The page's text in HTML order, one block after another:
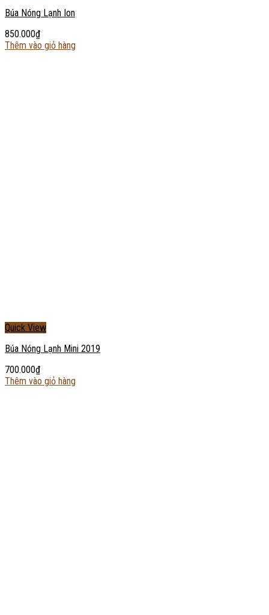
Búa Nóng Lạnh Ion
850.000₫
Thêm vào giỏ hàng
Quick View
Búa Nóng Lạnh Mini 2019
700.000₫
Thêm vào giỏ hàng